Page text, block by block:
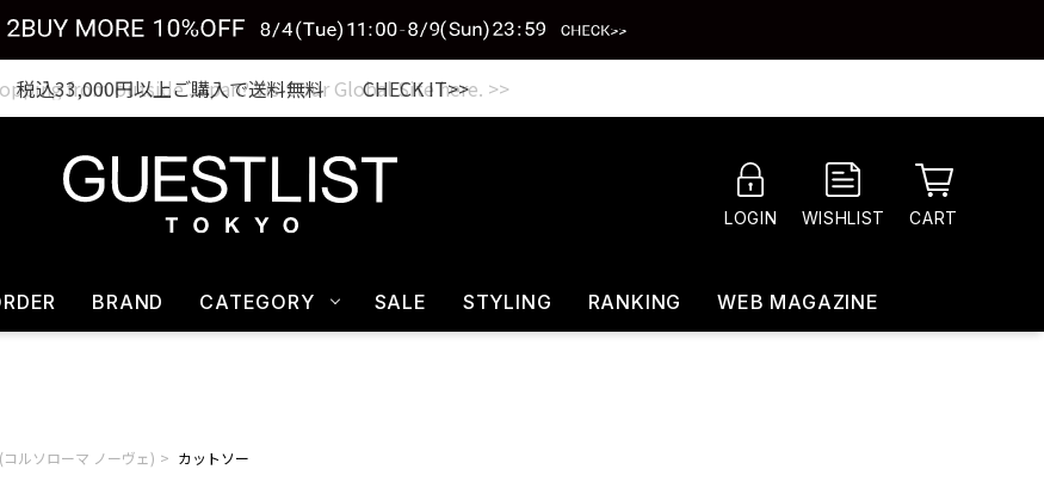
税込33,000円以上ご購入で送料無料 CHECK IT>>
LOGIN WISHLIST CART
BRAND CATEGORY SALE STYLING RANKING WEB MAGAZINE
コルソローマ ノーヴェ) カットソー